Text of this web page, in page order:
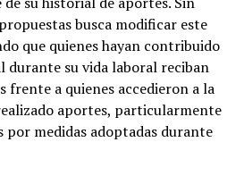
busca modificar este
que quienes hayan contribuido
durante su vida laboral reciban
frente a quienes accedieron a la
aportes, particularmente
por medidas adoptadas durante